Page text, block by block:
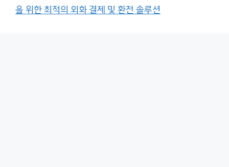
을 위한 최적의 외화 결제 및 환전 솔루션